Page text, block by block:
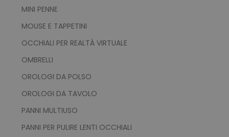
MINI PENNE
MOUSE E TAPPETINI
OCCHIALI PER REALTÀ VIRTUALE
OMBRELLI
OROLOGI DA POLSO
OROLOGI DA TAVOLO
PANNI MULTIUSO
PANNI PER PULIRE LENTI OCCHIALI